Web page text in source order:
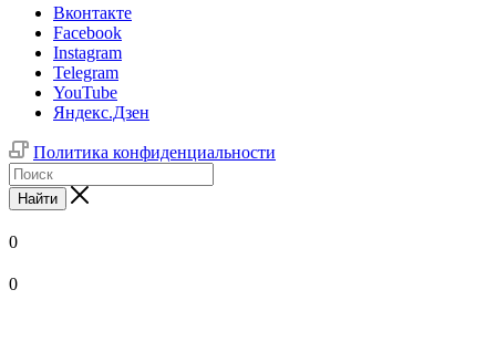
Вконтакте
Facebook
Instagram
Telegram
YouTube
Яндекс.Дзен
Политика конфиденциальности
Найти
0
0